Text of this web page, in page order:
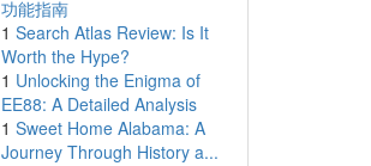
功能指南
1 Search Atlas Review: Is It
Worth the Hype?
1 Unlocking the Enigma of
EE88: A Detailed Analysis
1 Sweet Home Alabama: A
Journey Through History a...